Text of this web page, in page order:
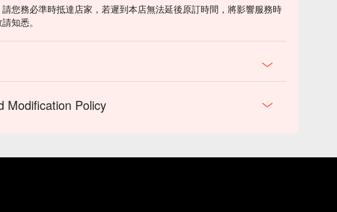
您務必準時抵達店家，若遲到本店無法延後原訂時間，將影響服務時
知悉。
Modification Policy